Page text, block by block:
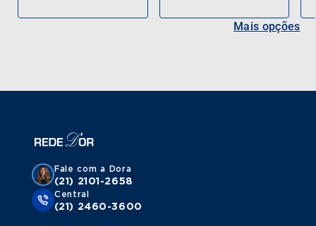
Mais opções
Fale com a Dora
(21) 2101-2658
Central
(21) 2460-3600